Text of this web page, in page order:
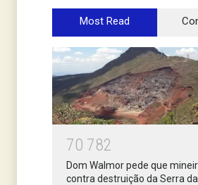
Most Read
70 782
Dom Walmor pede que
contra destruição da Serra